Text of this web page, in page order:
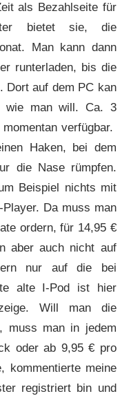
als Bezahlseite für
bietet sie, die
Man kann dann
runterladen, bis die
Dort auf dem PC kan
wie man will. Ca. 3
verfügbar.
Haken, bei dem
die Nase rümpfen.
Beispiel nichts mit
Da muss man
ordern, für 14,95 €
aber auch nicht auf
nur auf die bei
alte I-Pod ist hier
Will man die
muss man in jedem
oder ab 9,95 € pro
kommentierte meine
registriert bin und